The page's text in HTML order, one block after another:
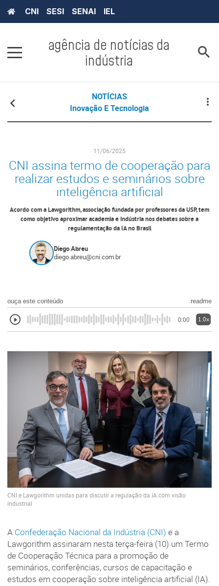
CNI SESI SENAI IEL
agência de notícias da
indústria
NOTÍCIAS
Inovação E Tecnologia
11/06/2025
CNI assina termo de cooperação para
realizar estudos e seminários sobre
inteligência artificial
Acordo com a Lawgorithm, associação fundada por professores da USP, tem
como objetivo aproximar academia e indústria nos debates sobre a
regulamentação da IA no Brasil
Diego Abreu
diego.abreu@cni.com.br
ouça este conteúdo readme
0:00 1.0x
CNI e Lawgorithm unidas para discutir a regulação da IA com visão
industrial
A Confederação Nacional da Indústria (CNI) e a
Lawgorithm assinaram nesta terça-feira (10) um Termo
de Cooperação Técnica para a promoção de
seminários, conferências, cursos de capacitação e
estudos em cooperação sobre inteligência artificial (IA).